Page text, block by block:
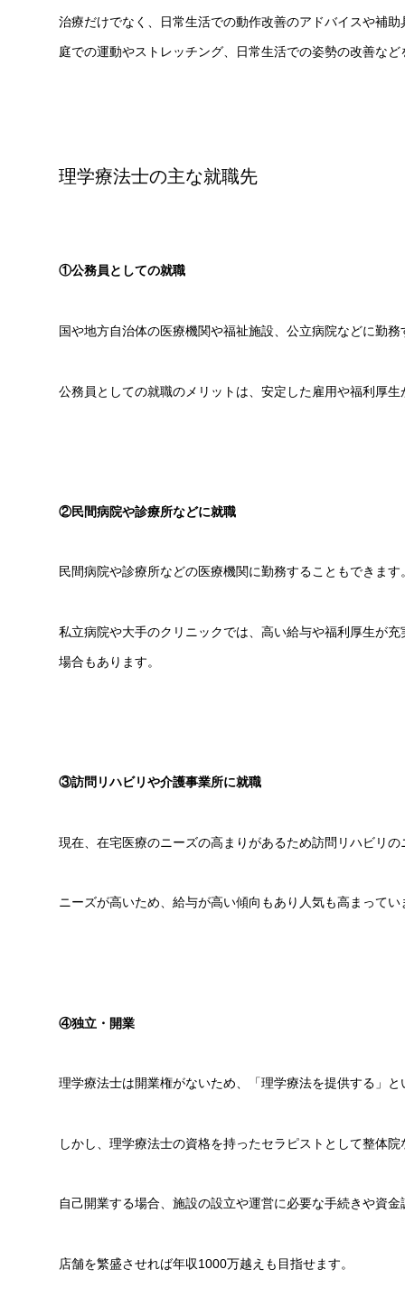
治療だけでなく、日常生活での動作改善のアドバイスや補
庭での運動やストレッチング、日常生活での姿勢の改善な
理学療法士の主な就職先
①公務員としての就職
国や地方自治体の医療機関や福祉施設、公立病院などに勤
公務員としての就職のメリットは、安定した雇用や福利厚
②民間病院や診療所などに就職
民間病院や診療所などの医療機関に勤務することもできます
私立病院や大手のクリニックでは、高い給与や福利厚生が
場合もあります。
③訪問リハビリや介護事業所に就職
現在、在宅医療のニーズの高まりがあるため訪問リハビリ
ニーズが高いため、給与が高い傾向もあり人気も高まってい
④独立・開業
理学療法士は開業権がないため、「理学療法を提供する」
しかし、理学療法士の資格を持ったセラピストとして整体
自己開業する場合、施設の設立や運営に必要な手続きや資
店舗を繁盛させれば年収1000万越えも目指せます。